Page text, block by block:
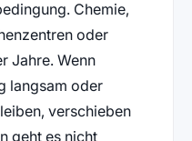
Chemie,
oder
Jahre. Wenn
langsam oder
verschieben
geht es nicht